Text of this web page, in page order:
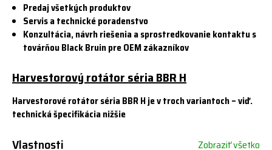
Predaj všetkých produktov
Servis a technické poradenstvo
Konzultácia, návrh riešenia a sprostredkovanie kontaktu s
továrňou Black Bruin pre OEM zákazníkov
Harvestorový rotátor séria BBR H
Harvestorové rotátor séria BBR H je v troch variantoch – viď.
technická špecifikácia nižšie
Vlastnosti Zobraziť všetko